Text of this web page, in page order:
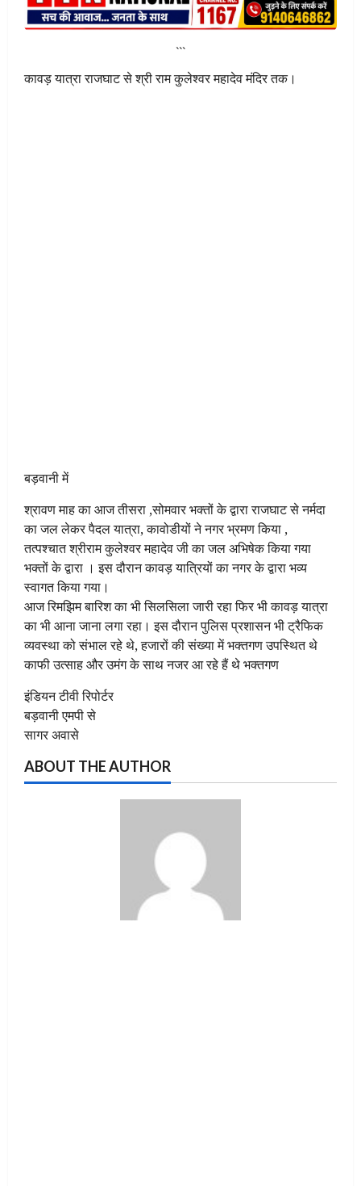
```
कावड़ यात्रा राजघाट से श्री राम कुलेश्वर महादेव मंदिर तक।
बड़वानी में
श्रावण माह का आज तीसरा ,सोमवार भक्तों के द्वारा राजघाट से नर्मदा
का जल लेकर पैदल यात्रा, कावोडीयों ने नगर भ्रमण किया ,
तत्पश्चात श्रीराम कुलेश्वर महादेव जी का जल अभिषेक किया गया
भक्तों के द्वारा । इस दौरान कावड़ यात्रियों का नगर के द्वारा भव्य
स्वागत किया गया।
आज रिमझिम बारिश का भी सिलसिला जारी रहा फिर भी कावड़ यात्रा
का भी आना जाना लगा रहा। इस दौरान पुलिस प्रशासन भी ट्रैफिक
व्यवस्था को संभाल रहे थे, हजारों की संख्या में भक्तगण उपस्थित थे
काफी उत्साह और उमंग के साथ नजर आ रहे हैं थे भक्तगण
इंडियन टीवी रिपोर्टर
बड़वानी एमपी से
सागर अवासे
ABOUT THE AUTHOR